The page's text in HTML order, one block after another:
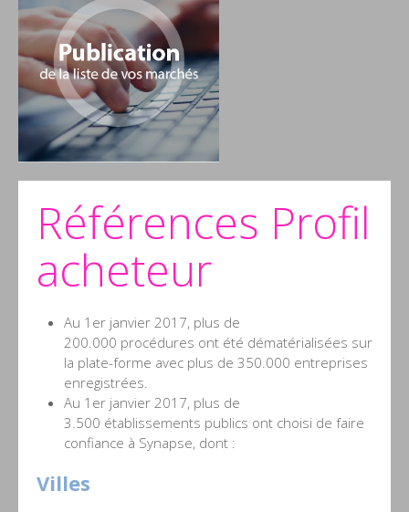
Références Profil
acheteur
Au 1er janvier 2017, plus de
200.000 procédures ont été dématérialisées sur
la plate-forme avec plus de 350.000 entreprises
enregistrées.
Au 1er janvier 2017, plus de
3.500 établissements publics ont choisi de faire
confiance à Synapse, dont :
Villes